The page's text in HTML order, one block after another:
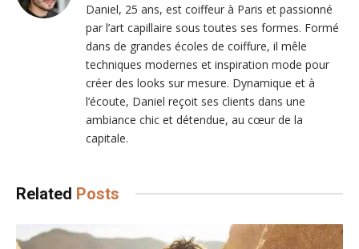
Daniel, 25 ans, est coiffeur à Paris et passionné
par l’art capillaire sous toutes ses formes. Formé
dans de grandes écoles de coiffure, il mêle
techniques modernes et inspiration mode pour
créer des looks sur mesure. Dynamique et à
l’écoute, Daniel reçoit ses clients dans une
ambiance chic et détendue, au cœur de la
capitale.
Related Posts